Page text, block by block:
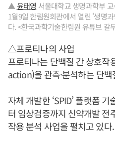
▲윤태영 서울대학교 생명과학부
1월9일 한림원회관에서 열린 '생명
다. <한국과학기술한림원 유튜브 갈
△프로티나의 사업
프로티나는 단백질 간 상호
action)을 관측·분석하는 단
자체 개발한 ‘SPID’ 플랫폼
터 임상검증까지 신약개발 전
작용 분석 사업을 펼치고 있다.